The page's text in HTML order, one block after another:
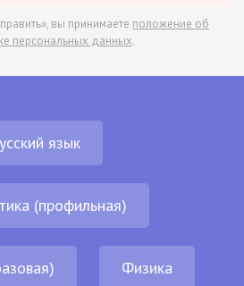
вы принимаете положение об
персональных данных.
язык
(профильная)
Физика